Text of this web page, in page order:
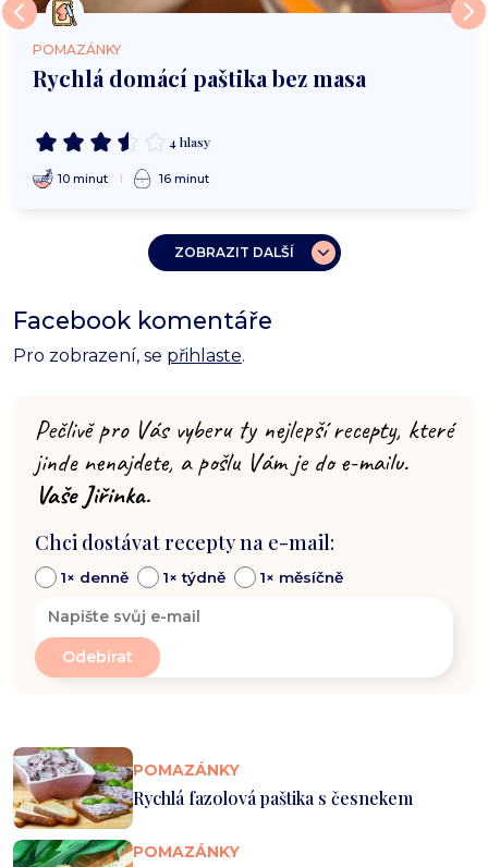
POMAZÁNKY
Rychlá domácí paštika bez masa
4 hlasy
10 minut 16 minut
ZOBRAZIT DALŠÍ
Facebook komentáře
Pro zobrazení, se přihlaste.
Pečlivě pro Vás vyberu ty nejlepší recepty, které
jinde nenajdete, a pošlu Vám je do e-mailu.
Vaše Jiřinka.
Chci dostávat recepty na e-mail:
1× denně 1× týdně 1× měsíčně
POMAZÁNKY
Rychlá fazolová paštika s česnekem
POMAZÁNKY